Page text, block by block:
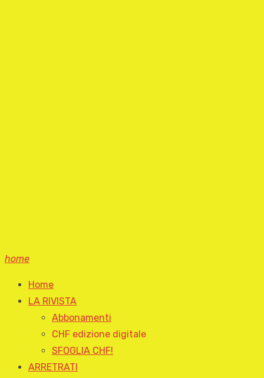
home
Home
LA RIVISTA
Abbonamenti
CHF edizione digitale
SFOGLIA CHF!
ARRETRATI